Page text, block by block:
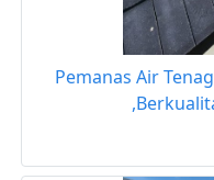
Pemanas Air